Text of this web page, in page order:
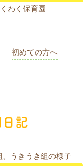
わく保育園
初めての方へ
記
、うきうき組の様子